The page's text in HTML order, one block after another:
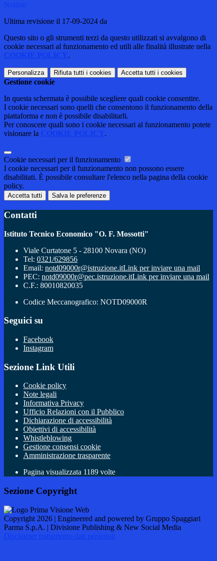
Notizie
Ultima revisione il 17-09-2024 da
Questo sito o gli strumenti terzi da questo utilizzati si avvalgono di
cookie necessari al funzionamento ed utili alle finalità illustrate nella
COOKIE POLICY .
Personalizza Rifiuta tutti i cookies Accetta tutti i cookies
Gestione cookie
In questa schermata è possibile scegliere quali cookie consentire.
I cookie necessari sono quelli che consentono il funzionamento della
piattaforma e non è possibile disabilitarli.
Per conoscere quali sono i cookie necessari al funzionamento potete
visionare la
COOKIE POLICY .
Cookie necessari per il funzionamento
I cookie necessari per il funzionamento non possono essere
disabilitati. È possibile consultare l'elenco nella pagina della cookie
policy.
Accetta tutti Salva le preferenze
Contatti
Istituto Tecnico Economico "O. F. Mossotti"
Viale Curtatone 5 - 28100 Novara (NO)
Tel: 0321/629856
Email: notd09000r@istruzione.itLink per inviare una mail
PEC: notd09000r@pec.istruzione.itLink per inviare una mail
C.F.: 80010820035
Codice Meccanografico: NOTD09000R
Seguici su
Facebook
Instagram
Sezione Link Utili
Cookie policy
Note legali
Informativa Privacy
Ufficio Relazioni con il Pubblico
Dichiarazione di accessibilità
Obiettivi di accessibilità
Whistleblowing
Gestione consensi cookie
Amministrazione trasparente
Pagina visualizzata 1189 volte
Sezione Copyright
Copyright 2026 | Engineered and powered by Gruppo Spaggiari
Parma S.p.A. | Divisione Publishing & New Social Media
Disclaimer trattamento dati personali